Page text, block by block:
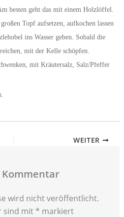
besten geht das mit einem Holzlöffel.
Topf aufsetzen, aufkochen lassen
ins Wasser geben. Sobald die
mit der Kelle schöpfen.
mit Kräutersalz, Salz/Pfeffer
WEITER
wird nicht veröffentlicht.
sind mit * markiert